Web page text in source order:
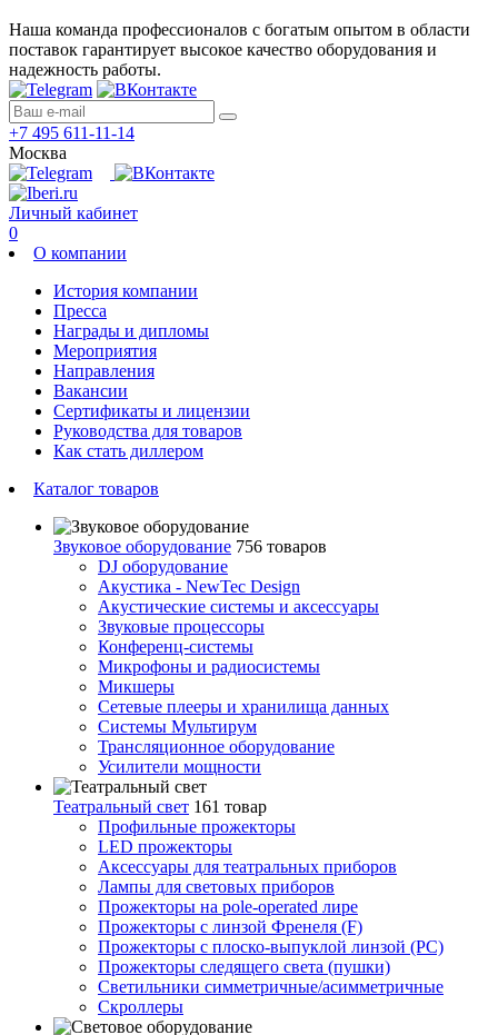
Наша команда профессионалов с богатым опытом в области
поставок гарантирует высокое качество оборудования и
надежность работы.
+7 495 611-11-14
Москва
Личный кабинет
0
О компании
История компании
Пресса
Награды и дипломы
Мероприятия
Направления
Вакансии
Сертификаты и лицензии
Руководства для товаров
Как стать диллером
Каталог товаров
Звуковое оборудование 756 товаров
DJ оборудование
Акустика - NewTec Design
Акустические системы и аксессуары
Звуковые процессоры
Конференц-системы
Микрофоны и радиосистемы
Микшеры
Сетевые плееры и хранилища данных
Системы Мультирум
Трансляционное оборудование
Усилители мощности
Театральный свет 161 товар
Профильные прожекторы
LED прожекторы
Аксессуары для театральных приборов
Лампы для световых приборов
Прожекторы на pole-operated лире
Прожекторы с линзой Френеля (F)
Прожекторы с плоско-выпуклой линзой (PC)
Прожекторы следящего света (пушки)
Светильники симметричные/асимметричные
Скроллеры